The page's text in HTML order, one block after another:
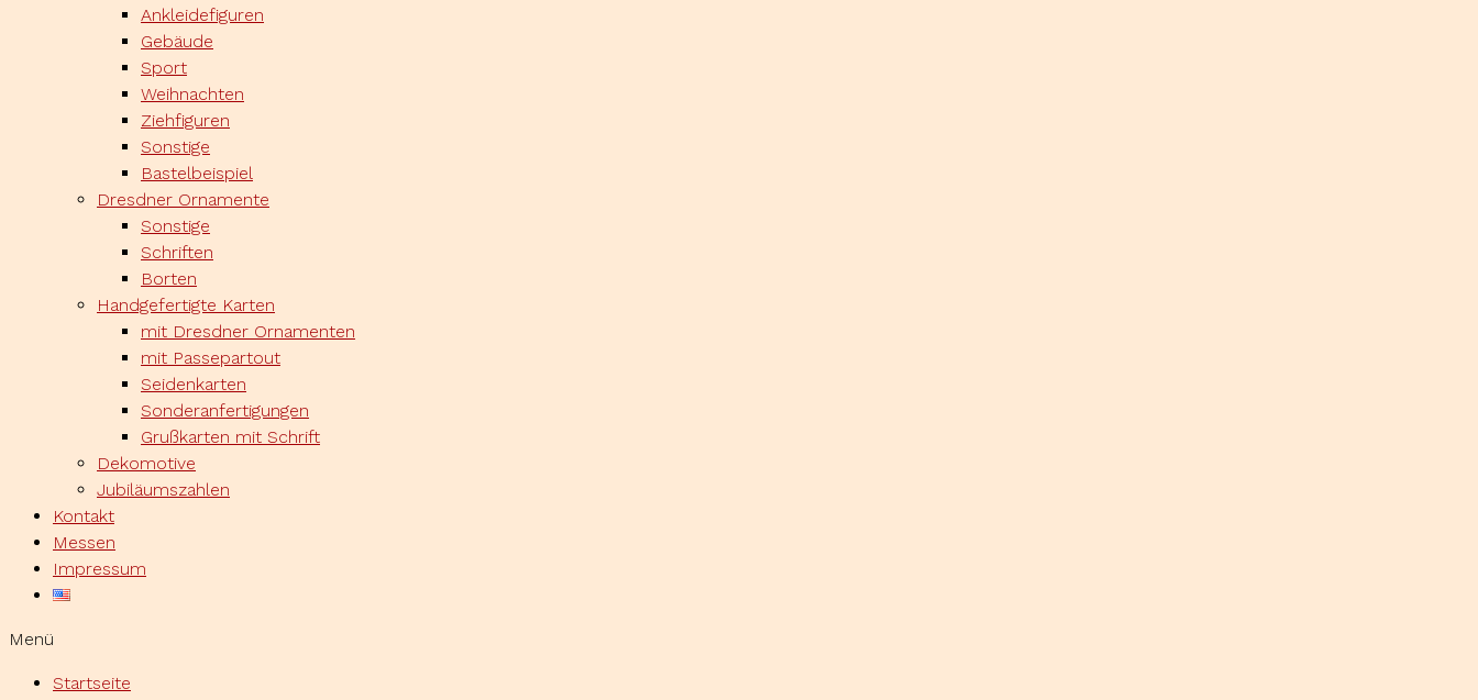
Ankleidefiguren
Gebäude
Sport
Weihnachten
Ziehfiguren
Sonstige
Bastelbeispiel
Dresdner Ornamente
Sonstige
Schriften
Borten
Handgefertigte Karten
mit Dresdner Ornamenten
mit Passepartout
Seidenkarten
Sonderanfertigungen
Grußkarten mit Schrift
Dekomotive
Jubiläumszahlen
Kontakt
Messen
Impressum
Menü
Startseite